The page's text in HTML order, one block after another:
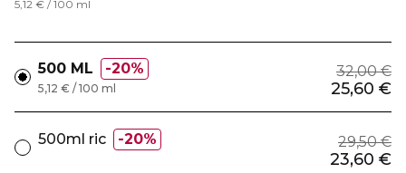
5,12 € / 100 ml
500 ML 20% 32,00 €
25,60 €
5,12 € / 100 ml
500ml ric 20% 29,50 €
23,60 €